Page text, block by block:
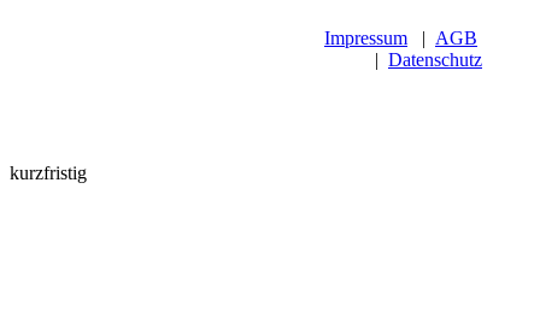
Impressum | AGB
| Datenschutz
kurzfristig